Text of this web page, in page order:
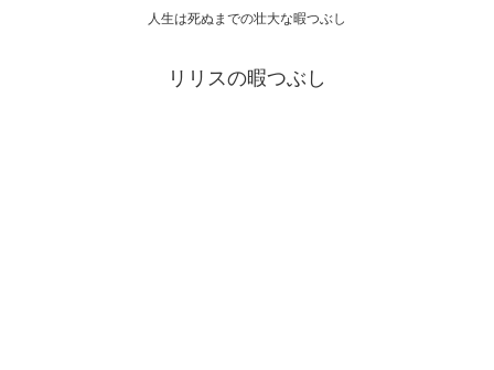
人生は死ぬまでの壮大な暇つぶし
リリスの暇つぶし